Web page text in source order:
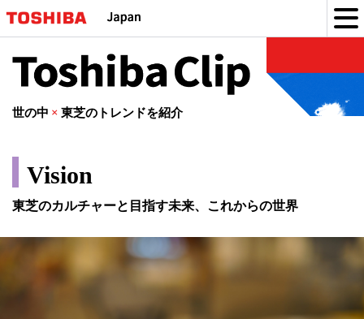
Toshiba
Clip
世の中 × 東芝のトレンドを紹介
Vision
東芝のカルチャーと目指す未来、これからの世界